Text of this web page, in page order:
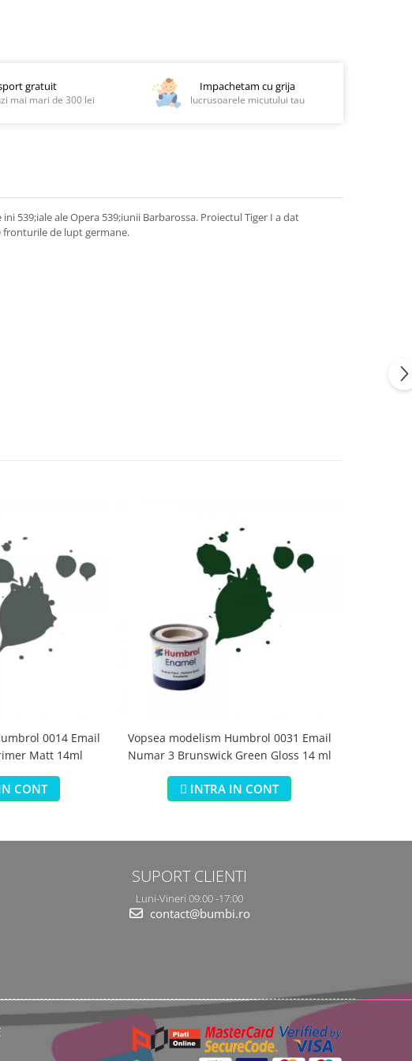
gratuit
mai mari de 300 lei
Impachetam cu grija
lucrusoarele micutului tau
539;iale ale Opera 539;iunii Barbarossa. Proiectul Tiger I a dat
fronturile de lupt germane.
0014 Email
Matt 14ml
CONT
Vopsea modelism Humbrol 0031 Email
Numar 3 Brunswick Green Gloss 14 ml
INTRA IN CONT
SUPORT CLIENTI
Luni-Vineri 09:00 -17:00
contact@bumbi.ro